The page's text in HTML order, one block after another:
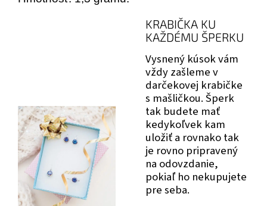
KRABIČKA KU
KAŽDÉMU ŠPERKU
Vysnený kúsok vám
vždy zašleme v
darčekovej krabičke
s mašličkou. Šperk
tak budete mať
kedykoľvek kam
uložiť a rovnako tak
je rovno pripravený
na odovzdanie,
pokiaľ ho nekupujete
pre seba.